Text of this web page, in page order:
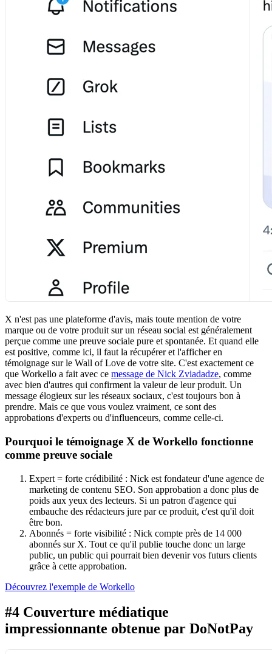
X n'est pas une plateforme d'avis, mais toute mention de votre
marque ou de votre produit sur un réseau social est généralement
perçue comme une preuve sociale pure et spontanée. Et quand elle
est positive, comme ici, il faut la récupérer et l'afficher en
témoignage sur le Wall of Love de votre site. C'est exactement ce
que Workello a fait avec ce message de Nick Zviadadze, comme
avec bien d'autres qui confirment la valeur de leur produit. Un
message élogieux sur les réseaux sociaux, c'est toujours bon à
prendre. Mais ce que vous voulez vraiment, ce sont des
approbations d'experts ou d'influenceurs, comme celle-ci.
Pourquoi le témoignage X de Workello fonctionne
comme preuve sociale
Expert = forte crédibilité : Nick est fondateur d'une agence de
marketing de contenu SEO. Son approbation a donc plus de
poids aux yeux des lecteurs. Si un patron d'agence qui
embauche des rédacteurs jure par ce produit, c'est qu'il doit
être bon.
Abonnés = forte visibilité : Nick compte près de 14 000
abonnés sur X. Tout ce qu'il publie touche donc un large
public, un public qui pourrait bien devenir vos futurs clients
grâce à cette approbation.
Découvrez l'exemple de Workello
#4 Couverture médiatique
impressionnante obtenue par DoNotPay